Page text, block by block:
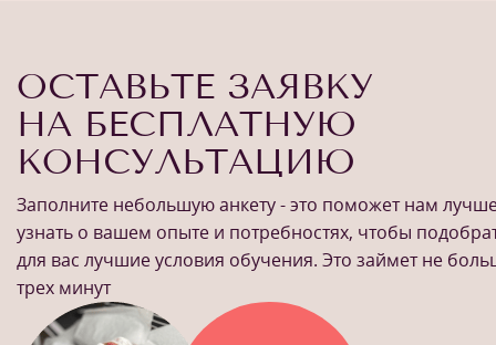
ОСТАВЬТЕ ЗАЯВКУ
НА БЕСПЛАТНУЮ
КОНСУЛЬТАЦИЮ
Заполните небольшую анкету - это поможет нам
узнать о вашем опыте и потребностях, чтобы
для вас лучшие условия обучения. Это займет не
трех минут